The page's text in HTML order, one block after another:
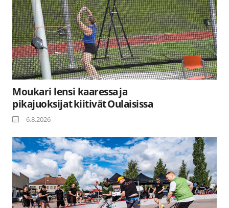
Moukari lensi kaaressa ja
pikajuoksijat kiitivät Oulaisissa
6.8.2026